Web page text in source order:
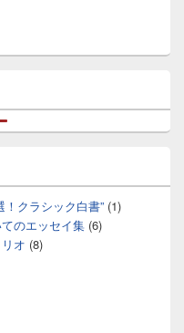
！クラシック白書” (1)
のエッセイ集 (6)
オ (8)